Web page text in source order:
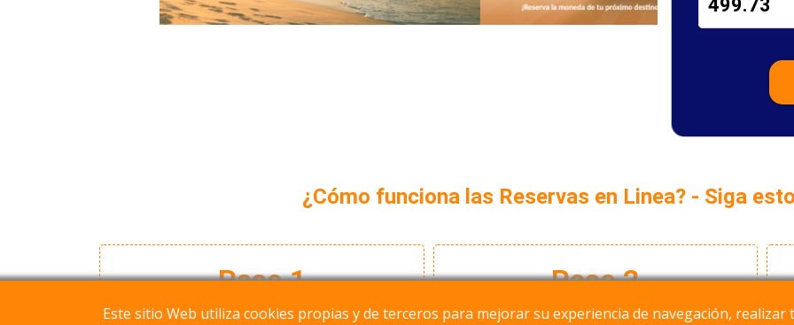
¿Cómo funciona las Reservas en Linea? - Siga
Paso 1 Paso 2
Este sitio Web utiliza cookies propias y de terceros para mejorar su experiencia de navegación,